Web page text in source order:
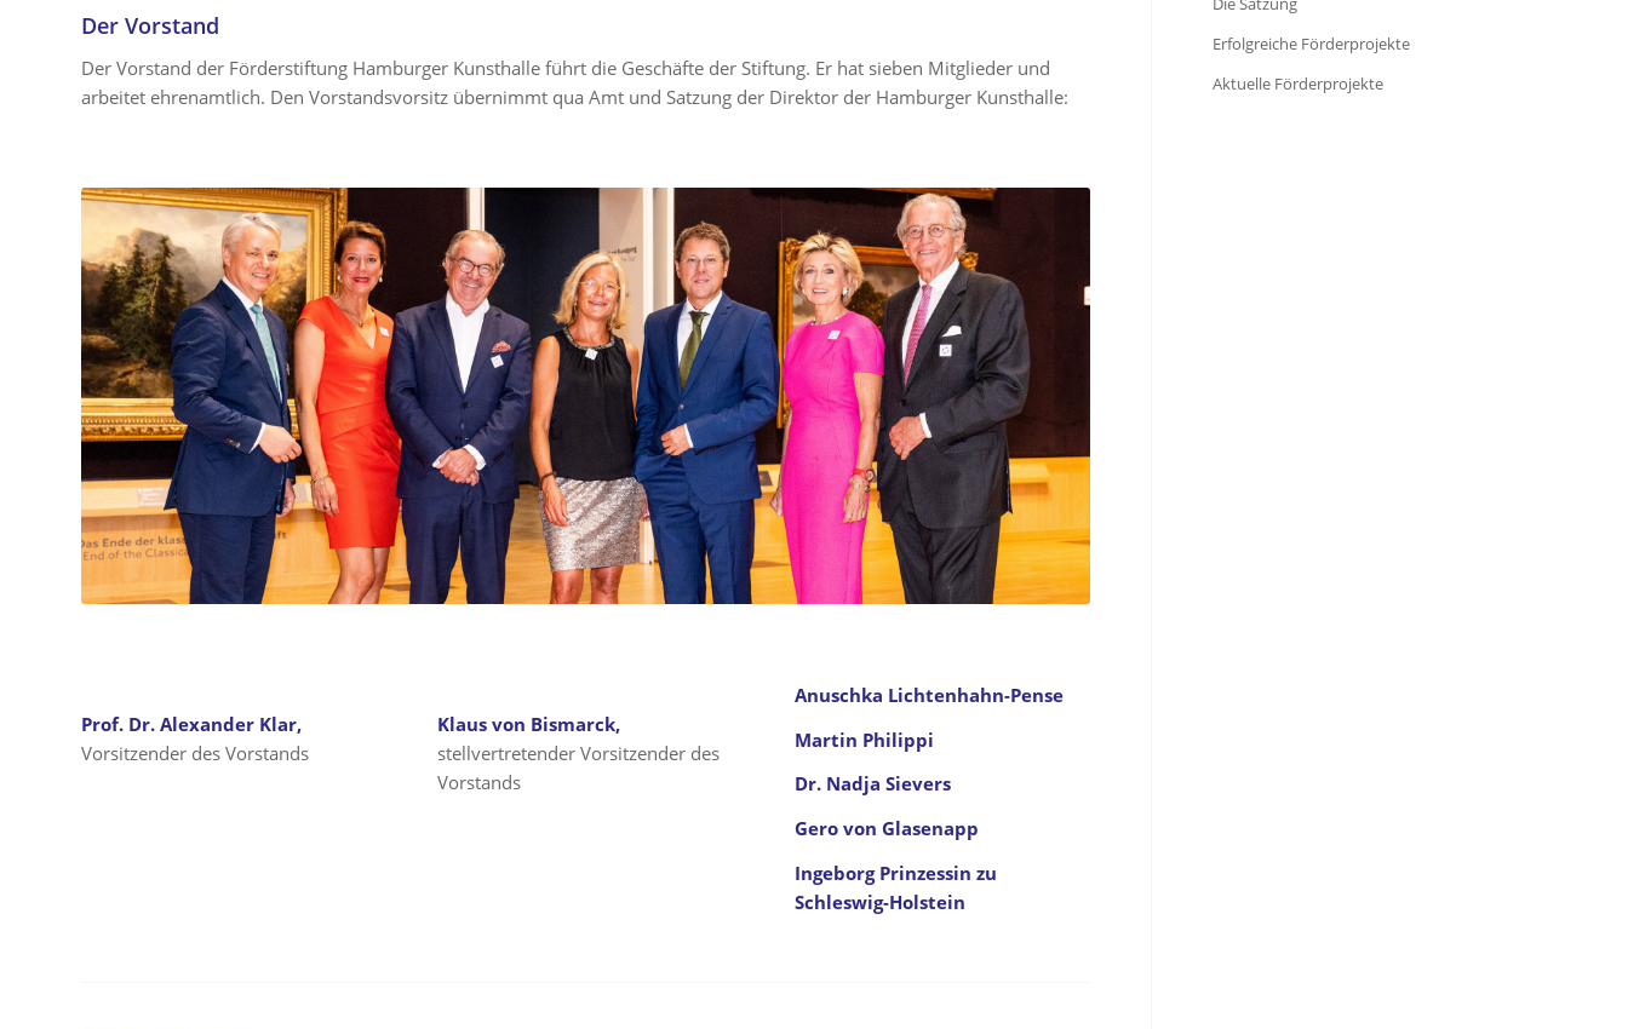
Der Vorstand
Der Vorstand der Förderstiftung Hamburger Kunsthalle führt die Geschäfte der Stiftung. Er hat sieben Mitglieder und
arbeitet ehrenamtlich. Den Vorstandsvorsitz übernimmt qua Amt und Satzung der Direktor der Hamburger Kunsthalle:
Prof. Dr. Alexander Klar,
Vorsitzender des Vorstands
Klaus von Bismarck,
stellvertretender Vorsitzender des
Vorstands
Anuschka Lichtenhahn-Pense
Martin Philippi
Dr. Nadja Sievers
Gero von Glasenapp
Ingeborg Prinzessin zu
Schleswig-Holstein
Erfolgreiche Förderprojekte
Aktuelle Förderprojekte